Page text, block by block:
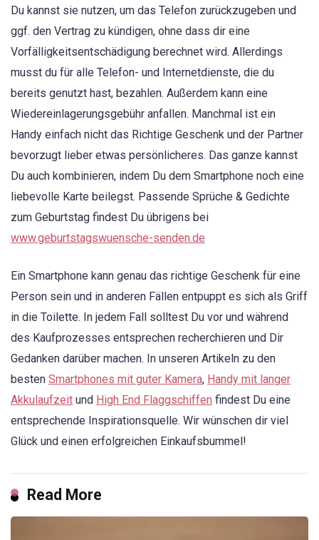
Du kannst sie nutzen, um das Telefon zurückzugeben und
ggf. den Vertrag zu kündigen, ohne dass dir eine
Vorfälligkeitsentschädigung berechnet wird. Allerdings
musst du für alle Telefon- und Internetdienste, die du
bereits genutzt hast, bezahlen. Außerdem kann eine
Wiedereinlagerungsgebühr anfallen. Manchmal ist ein
Handy einfach nicht das Richtige Geschenk und der Partner
bevorzugt lieber etwas persönlicheres. Das ganze kannst
Du auch kombinieren, indem Du dem Smartphone noch eine
liebevolle Karte beilegst. Passende Sprüche & Gedichte
zum Geburtstag findest Du übrigens bei
www.geburtstagswuensche-senden.de
Ein Smartphone kann genau das richtige Geschenk für eine
Person sein und in anderen Fällen entpuppt es sich als Griff
in die Toilette. In jedem Fall solltest Du vor und während
des Kaufprozesses entsprechen recherchieren und Dir
Gedanken darüber machen. In unseren Artikeln zu den
besten Smartphones mit guter Kamera, Handy mit langer
Akkulaufzeit und High End Flaggschiffen findest Du eine
entsprechende Inspirationsquelle. Wir wünschen dir viel
Glück und einen erfolgreichen Einkaufsbummel!
Read More